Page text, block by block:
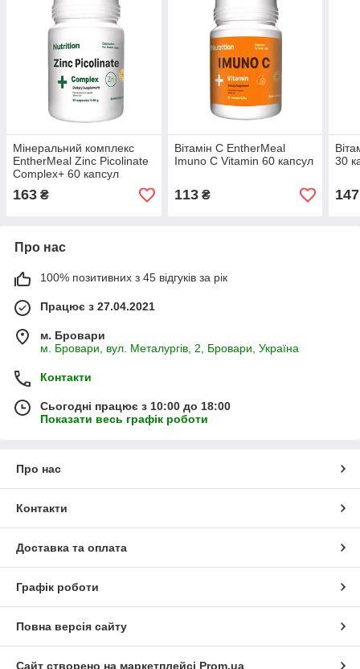
Мінеральний комплекс
EntherMeal Zinc Picolinate
Complex+ 60 капсул
163 ₴
Вітамін С EntherMeal
Imuno C Vitamin 60 капсул
113₴
30
147
Про нас
100% позитивних з 45 відгуків за рік
Працює з 27.04.2021
м. Бровари
м. Бровари, вул. Металургів, 2, Бровари, Україна
Контакти
Сьогодні працює з 10:00 до 18:00
Показати весь графік роботи
Про нас
Контакти
Доставка та оплата
Графік роботи
Повна версія сайту
Сайт створено на маркетплейсі Prom.ua